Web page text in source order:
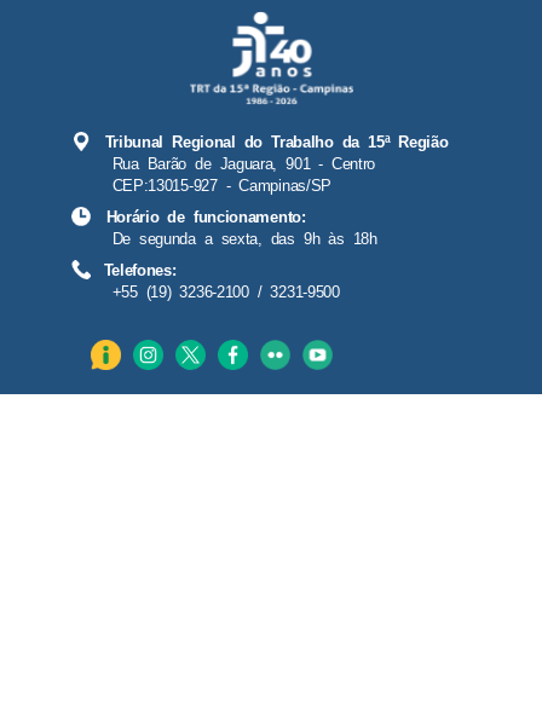
Tribunal Regional do Trabalho da 15ª Região
Rua Barão de Jaguara, 901 - Centro
CEP:13015-927 - Campinas/SP
Horário de funcionamento:
De segunda a sexta, das 9h às 18h
Telefones:
+55 (19) 3236-2100 / 3231-9500